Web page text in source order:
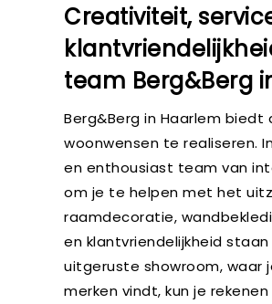
Creativiteit,
team Berg&Berg
Berg&Berg in Haarlem
woonwensen te realiseren.
en enthousiast team van
om je te helpen met het
raamdecoratie,
en klantvriendelijkheid
uitgeruste showroom, waar
merken vindt, kun je